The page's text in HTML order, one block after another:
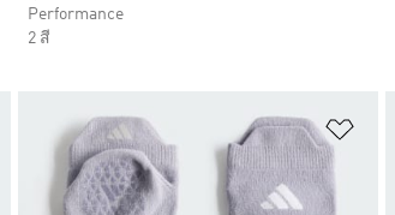
Performance
2 สี
เพิ่มไปยังรายการสินค้าโปรด